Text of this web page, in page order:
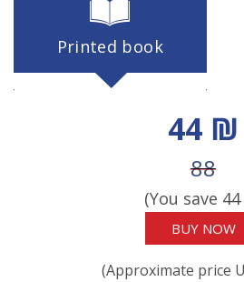
Printed book
44 ₪
88
(You save 44
BUY NOW
(Approximate price